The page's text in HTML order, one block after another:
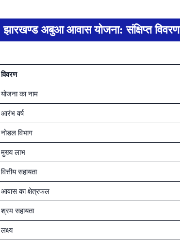
झारखण्ड अबुआ आवास योजना: संक्षिप्त विवरण
विवरण
योजना का नाम
आरंभ वर्ष
नोडल विभाग
मुख्य लाभ
वित्तीय सहायता
आवास का क्षेत्रफल
श्रम सहायता
लक्ष्य